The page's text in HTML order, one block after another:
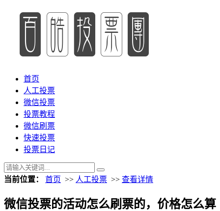
首页
人工投票
微信投票
投票教程
微信刷票
快速投票
投票日记
当前位置： 首页 >> 人工投票 >> 查看详情
微信投票的活动怎么刷票的，价格怎么算